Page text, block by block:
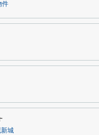
件
城